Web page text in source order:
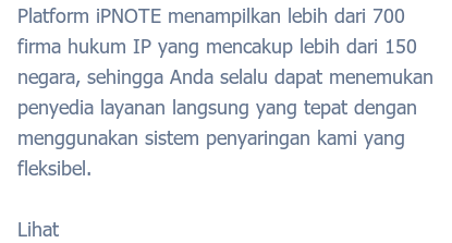
Platform iPNOTE menampilkan lebih dari 700
firma hukum IP yang mencakup lebih dari 150
negara, sehingga Anda selalu dapat menemukan
penyedia layanan langsung yang tepat dengan
menggunakan sistem penyaringan kami yang
fleksibel.
Lihat